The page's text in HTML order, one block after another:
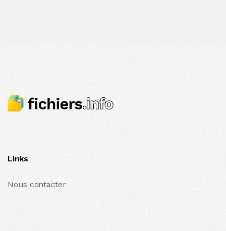
Links
Nous contacter